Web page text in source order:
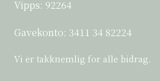
Vipps: 92264
Gavekonto: 3411 34 82224
Vi er takknemlig for alle bidrag.